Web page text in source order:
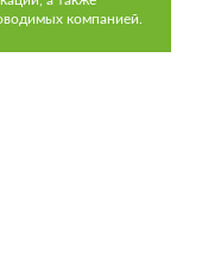
компанией.